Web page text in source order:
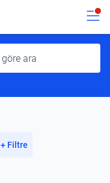
+ Filtre